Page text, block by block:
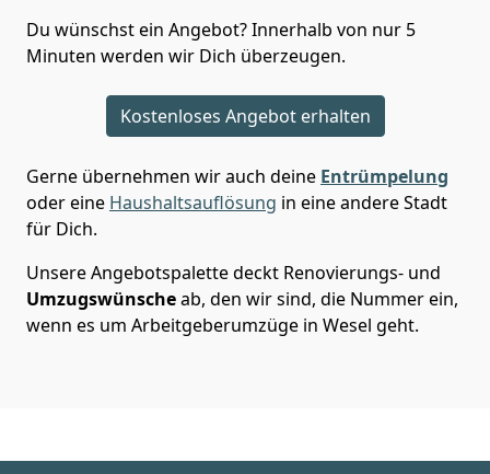
Du wünschst ein Angebot? Innerhalb von nur 5
Minuten werden wir Dich überzeugen.
Kostenloses Angebot erhalten
Gerne übernehmen wir auch deine Entrümpelung
oder eine Haushaltsauflösung in eine andere Stadt
für Dich.
Unsere Angebotspalette deckt Renovierungs- und
Umzugswünscheab, den wir sind, die Nummer ein,
wenn es um Arbeitgeberumzüge in Wesel geht.